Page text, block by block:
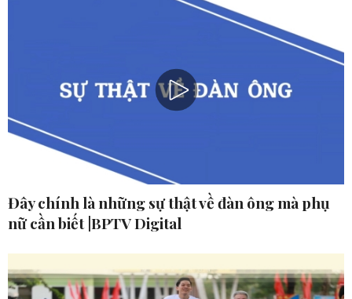
Đây chính là những sự thật về đàn ông mà phụ
nữ cần biết |BPTV Digital